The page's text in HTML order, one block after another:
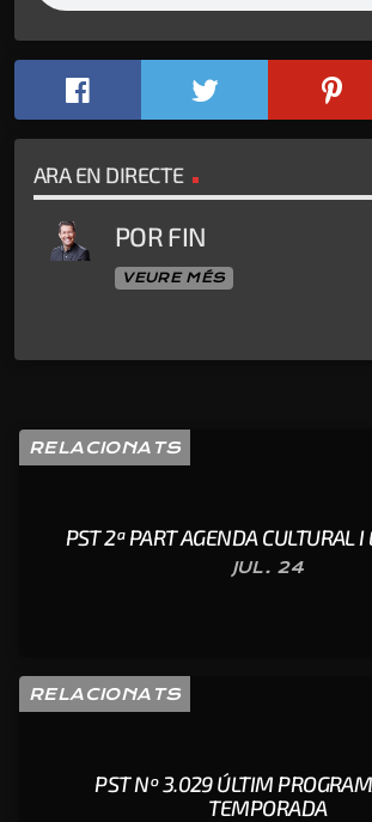
ARA EN DIRECTE
POR FIN
VEURE MÉS
RELACIONATS
PST 2ª PART AGENDA CULTURAL I
JUL. 24
RELACIONATS
PST Nº 3.029 ÚLTIM
TEMPORADA